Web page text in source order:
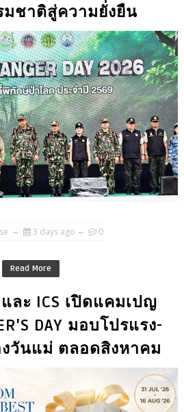
มชาติสู่ความยั่งยืน
3 days ago 0
Read More
ละ ICS เปิดแคมเปญ
DAY มอบโปรแรง-
วันแม่ ตลอดสิงหาคม